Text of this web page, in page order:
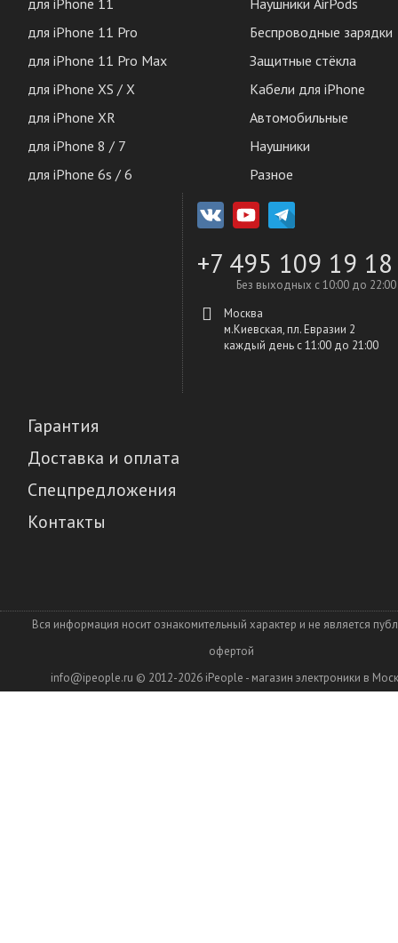
для iPhone 11
для iPhone 11 Pro
для iPhone 11 Pro Max
для iPhone XS / X
для iPhone XR
для iPhone 8 / 7
для iPhone 6s / 6
Наушники AirPods
Беспроводные зарядки
Защитные стёкла
Кабели для iPhone
Автомобильные
Наушники
Разное
+7 495 109 19 18
Без выходных с 10:00 до 22:00
Москва
м.Киевская, пл. Евразии 2
каждый день c 11:00 до 21:00
Гарантия
Доставка и оплата
Спецпредложения
Контакты
Вся информация носит ознакомительный характер и не является
офертой
info@ipeople.ru © 2012-2026 iPeople - магазин электроники в